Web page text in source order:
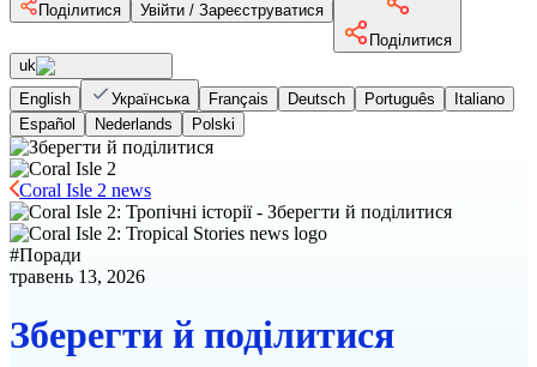
Поділитися
Увійти / Зареєструватися
Поділитися
uk
English
Українська Français Deutsch Português
Italiano
Español
Nederlands Polski
Coral Isle 2 news
#Поради
травень 13, 2026
Зберегти й поділитися